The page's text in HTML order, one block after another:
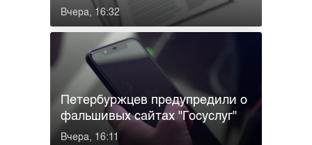
Вчера, 16:32
Вчера, 16:11
Петербуржцев предупредили о
фальшивых сайтах "Госуслуг"